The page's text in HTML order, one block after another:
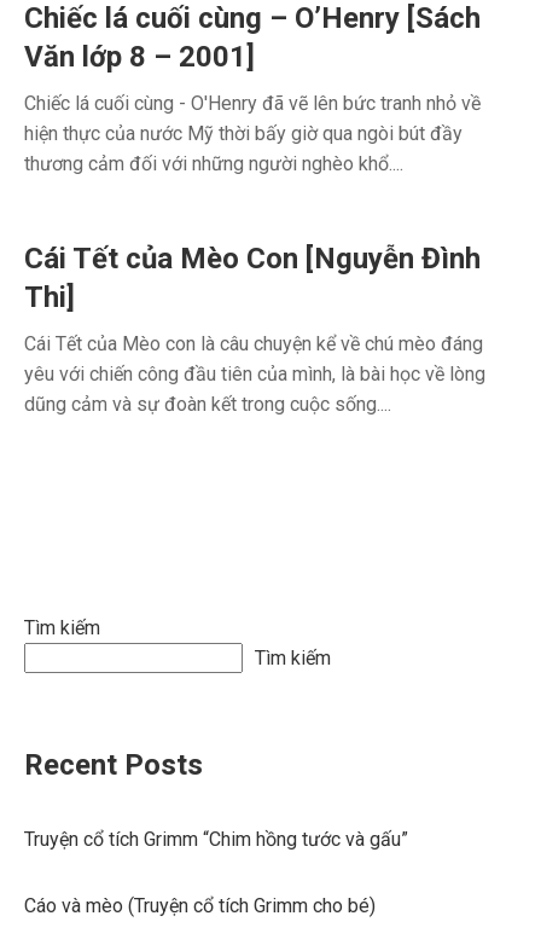
Chiếc lá cuối cùng – O’Henry [Sách
Văn lớp 8 – 2001]
Chiếc lá cuối cùng - O'Henry đã vẽ lên bức tranh nhỏ về
hiện thực của nước Mỹ thời bấy giờ qua ngòi bút đầy
thương cảm đối với những người nghèo khổ....
Cái Tết của Mèo Con [Nguyễn Đình
Thi]
Cái Tết của Mèo con là câu chuyện kể về chú mèo đáng
yêu với chiến công đầu tiên của mình, là bài học về lòng
dũng cảm và sự đoàn kết trong cuộc sống....
Tìm kiếm
Tìm kiếm
Recent Posts
Truyện cổ tích Grimm “Chim hồng tước và gấu”
Cáo và mèo (Truyện cổ tích Grimm cho bé)